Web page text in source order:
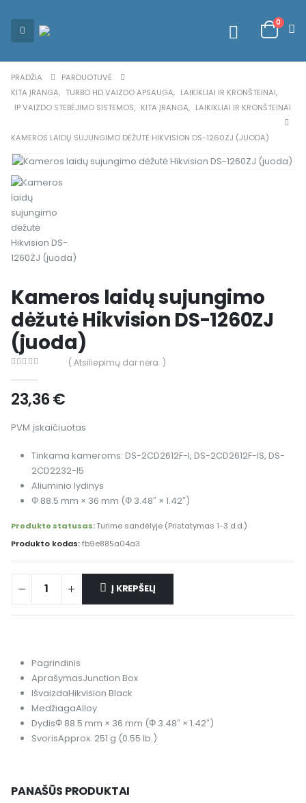
0
PRADŽIA
PARDUOTUVĖ
KITA ĮRANGA, TURBO HD VAIZDO APSAUGA, LAIKIKLIAI IR KRONŠTEINAI,
IP VAIZDO STEBĖJIMO SISTEMOS, KITA ĮRANGA, LAIKIKLIAI IR KRONŠTEINAI
KAMEROS LAIDŲ SUJUNGIMO DĖŽUTĖ HIKVISION DS-1260ZJ (JUODA)
Kameros laidų sujungimo
dėžutė Hikvision DS-1260ZJ
(juoda)
( Atsiliepimų dar nėra. )
23,36€
PVM įskaičiuotas
Tinkama kameroms: DS-2CD2612F-I, DS-2CD2612F-IS, DS-
2CD2232-I5
Aliuminio lydinys
Φ 88.5 mm × 36 mm (Φ 3.48″ × 1.42″)
Produkto statusas:Turime sandėlyje (Pristatymas 1-3 d.d.)
Produkto kodas:fb9e885a04a3
Į KREPŠELĮ
Alternative:
Pagrindinis
AprašymasJunction Box
IšvaizdaHikvision Black
MedžiagaAlloy
DydisΦ 88.5 mm × 36 mm (Φ 3.48″ × 1.42″)
SvorisApprox. 251 g (0.55 lb.)
PANAŠŪS PRODUKTAI